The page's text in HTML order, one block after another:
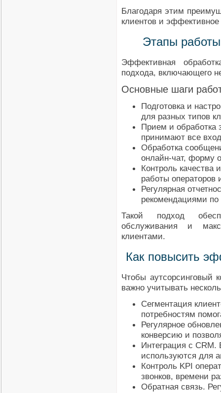
Благодаря этим
клиентов и
Этапы работы
Эффективная
подхода, включающего
Основные шаги
Подготовка и
для разных типов
Прием и обработка
принимают все
Обработка
онлайн-чат, форму
Контроль качества
работы
Регулярная
рекомендациями
Такой подход
обслуживания и
клиентами.
Как повысить
Чтобы аутсорсинговый
важно учитывать
Сегментация
потребностям
Регулярное
конверсию и
Интеграция с
используются для
Контроль KPI
звонков, времени
Обратная связь.